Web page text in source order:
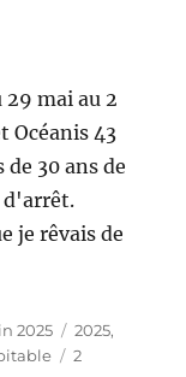
29 mai au 2
Océanis 43
30 ans de
d'arrêt.
je rêvais de
2025 2025,
2